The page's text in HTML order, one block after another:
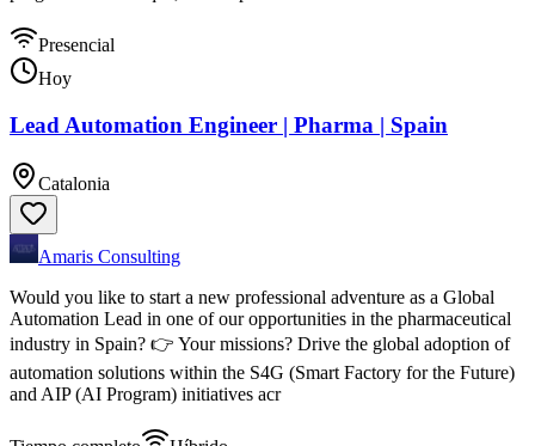
Presencial
Hoy
Lead Automation Engineer | Pharma | Spain
Catalonia
Amaris Consulting
Would you like to start a new professional adventure as a Global
Automation Lead in one of our opportunities in the pharmaceutical
industry in Spain? 👉 Your missions? Drive the global adoption of
automation solutions within the S4G (Smart Factory for the Future)
and AIP (AI Program) initiatives acr